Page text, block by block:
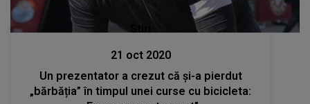
21 oct 2020
Un prezentator a crezut că și-a pierdut
„bărbăția” în timpul unei curse cu bicicleta: